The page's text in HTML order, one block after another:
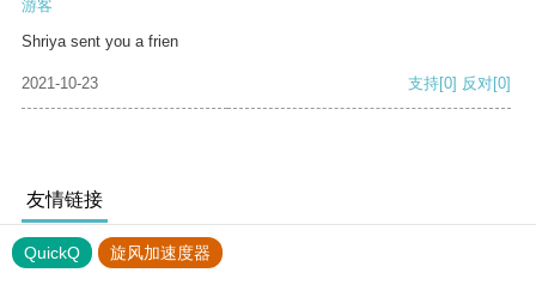
游客
Shriya sent you a frien
2021-10-23 支持[0] 反对[0]
友情链接
QuickQ 旋风加速度器